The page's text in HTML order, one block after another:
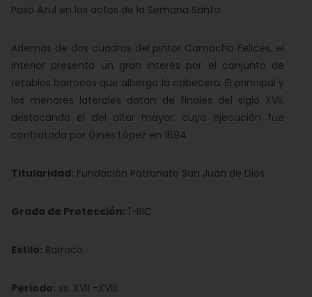
Paso Azul en los actos de la Semana Santa.
Además de dos cuadros del pintor Camacho Felices, el
interior presenta un gran interés por el conjunto de
retablos barrocos que alberga la cabecera. El principal y
los menores laterales datan de finales del siglo XVII,
destacando el del altar mayor, cuya ejecución fue
contratada por Ginés López en 1694.
Titularidad: Fundación Patronato San Juan de Dios.
Grado de Protección: 1-BIC.
Estilo: Barroco.
Periodo: ss. XVII -XVIII.